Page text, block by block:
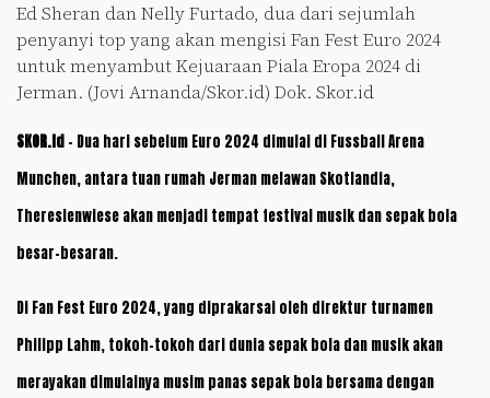
Ed Sheran dan Nelly Furtado, dua dari sejumlah
penyanyi top yang akan mengisi Fan Fest Euro 2024
untuk menyambut Kejuaraan Piala Eropa 2024 di
Jerman. (Jovi Arnanda/Skor.id) Dok. Skor.id
SKOR.id – Dua hari sebelum Euro 2024 dimulai di Fussball Arena
Munchen, antara tuan rumah Jerman melawan Skotlandia,
Theresienwiese akan menjadi tempat festival musik dan sepak bola
besar-besaran.
Di Fan Fest Euro 2024, yang diprakarsai oleh direktur turnamen
Philipp Lahm, tokoh-tokoh dari dunia sepak bola dan musik akan
merayakan dimulainya musim panas sepak bola bersama dengan
SKOR
SPECIAL
Video